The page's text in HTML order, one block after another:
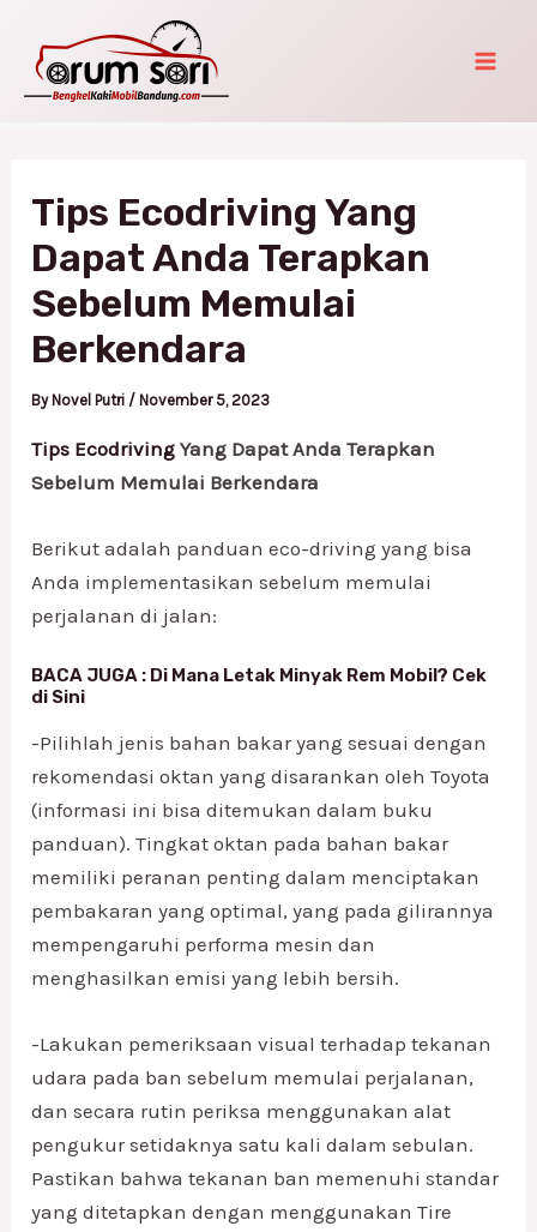
content
Tips Ecodriving Yang
Dapat Anda Terapkan
Sebelum Memulai
Berkendara
By Novel Putri / November 5, 2023
Tips Ecodriving Yang Dapat Anda Terapkan
Sebelum Memulai Berkendara
Berikut adalah panduan eco-driving yang bisa
Anda implementasikan sebelum memulai
perjalanan di jalan:
BACA JUGA : Di Mana Letak Minyak Rem Mobil? Cek
di Sini
-Pilihlah jenis bahan bakar yang sesuai dengan
rekomendasi oktan yang disarankan oleh Toyota
(informasi ini bisa ditemukan dalam buku
panduan). Tingkat oktan pada bahan bakar
memiliki peranan penting dalam menciptakan
pembakaran yang optimal, yang pada gilirannya
mempengaruhi performa mesin dan
menghasilkan emisi yang lebih bersih.
-Lakukan pemeriksaan visual terhadap tekanan
udara pada ban sebelum memulai perjalanan,
dan secara rutin periksa menggunakan alat
pengukur setidaknya satu kali dalam sebulan.
Pastikan bahwa tekanan ban memenuhi standar
yang ditetapkan dengan menggunakan Tire
navigation